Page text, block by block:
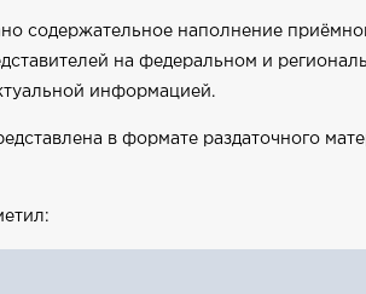
содержательное наполнение
на федеральном и
информацией.
в формате раздаточного